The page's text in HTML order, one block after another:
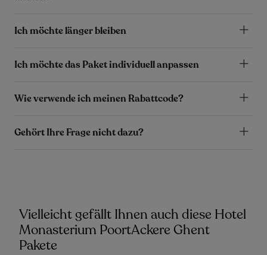
Ich möchte länger bleiben
Ich möchte das Paket individuell anpassen
Wie verwende ich meinen Rabattcode?
Gehört Ihre Frage nicht dazu?
Vielleicht gefällt Ihnen auch diese Hotel
Monasterium PoortAckere Ghent
Pakete